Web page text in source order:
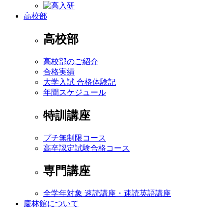
高校部
高校部
高校部のご紹介
合格実績
大学入試 合格体験記
年間スケジュール
特訓講座
プチ無制限コース
高卒認定試験合格コース
専門講座
全学年対象 速読講座・速読英語講座
慶林館について